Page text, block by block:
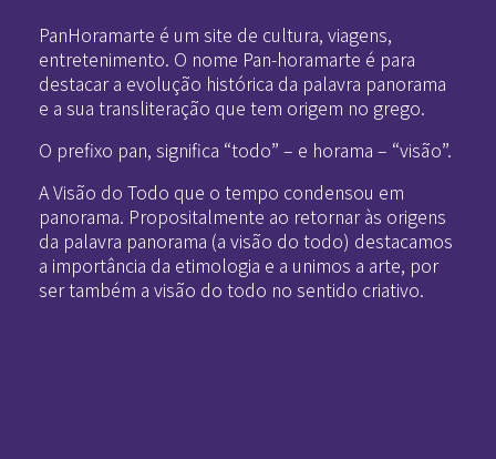
PanHoramarte é um site de cultura, viagens,
entretenimento. O nome Pan-horamarte é para
destacar a evolução histórica da palavra panorama
e a sua transliteração que tem origem no grego.
O prefixo pan, significa “todo” – e horama – “visão”.
A Visão do Todo que o tempo condensou em
panorama. Propositalmente ao retornar às origens
da palavra panorama (a visão do todo) destacamos
a importância da etimologia e a unimos a arte, por
ser também a visão do todo no sentido criativo.